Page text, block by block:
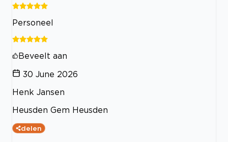
Personeel
Beveelt aan
30 June 2026
Henk Jansen
Heusden Gem Heusden
delen